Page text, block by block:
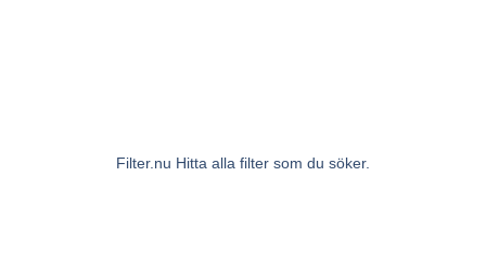
Filter.nu Hitta alla filter som du söker.